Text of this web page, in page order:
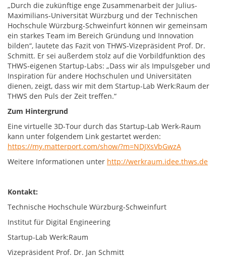
„Durch die zukünftige enge Zusammenarbeit der Julius-
Maximilians-Universität Würzburg und der Technischen
Hochschule Würzburg-Schweinfurt können wir gemeinsam
ein starkes Team im Bereich Gründung und Innovation
bilden“, lautete das Fazit von THWS-Vizepräsident Prof. Dr.
Schmitt. Er sei außerdem stolz auf die Vorbildfunktion des
THWS-eigenen Startup-Labs: „Dass wir als Impulsgeber und
Inspiration für andere Hochschulen und Universitäten
dienen, zeigt, dass wir mit dem Startup-Lab Werk:Raum der
THWS den Puls der Zeit treffen.“
Zum Hintergrund
Eine virtuelle 3D-Tour durch das Startup-Lab Werk-Raum
kann unter folgendem Link gestartet werden:
https://my.matterport.com/show/?m=NDJXsVbGwzA
Weitere Informationen unter http://werkraum.idee.thws.de
Kontakt:
Technische Hochschule Würzburg-Schweinfurt
Institut für Digital Engineering
Startup-Lab Werk:Raum
Vizepräsident Prof. Dr. Jan Schmitt